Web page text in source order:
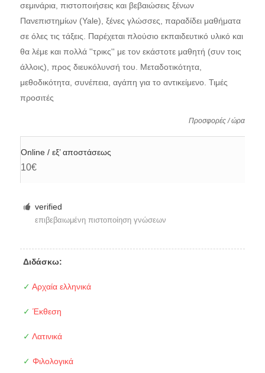
σεμινάρια, πιστοποιήσεις και βεβαιώσεις ξένων
Πανεπιστημίων (Yale), ξένες γλώσσες, παραδίδει μαθήματα
σε όλες τις τάξεις. Παρέχεται πλούσιο εκπαιδευτικό υλικό και
θα λέμε και πολλά ''τρικς'' με τον εκάστοτε μαθητή (συν τοις
άλλοις), προς διευκόλυνσή του. Μεταδοτικότητα,
μεθοδικότητα, συνέπεια, αγάπη για το αντικείμενο. Τιμές
προσιτές
Προσφορές / ώρα
Online / εξ’ αποστάσεως
10€
verified
επιβεβαιωμένη πιστοποίηση γνώσεων
Διδάσκω:
✓ Αρχαία ελληνικά
✓ Έκθεση
✓ Λατινικά
✓ Φιλολογικά